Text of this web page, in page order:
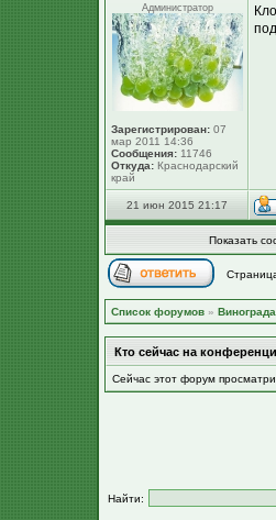
Администратор
Зарегистрирован: 07
мар 2011 14:36
Сообщения: 11746
Откуда: Краснодарский
край
21 июн 2015 21:17
Показать
Список форумов »
Кто сейчас на
Сейчас этот форум
Найти: